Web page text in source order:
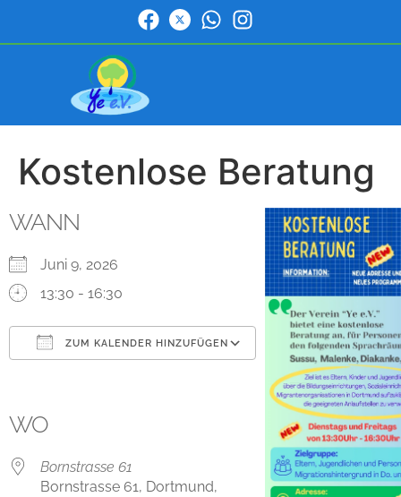
Kostenlose Beratung
WANN
Juni 9, 2026
13:30 - 16:30
ZUM KALENDER HINZUFÜGEN
Outlook Live
WO
Bornstrasse 61
Bornstrasse 61, Dortmund,